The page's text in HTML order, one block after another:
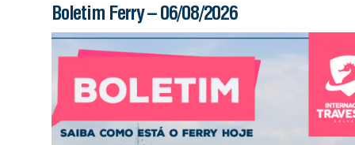
Boletim Ferry – 06/08/2026